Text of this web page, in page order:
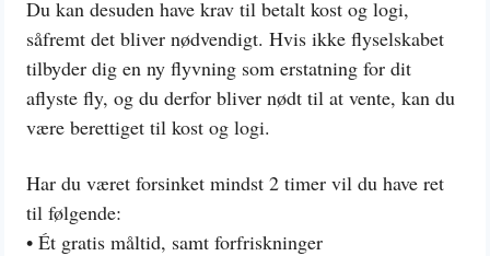
Du kan desuden have krav til betalt kost og logi,
såfremt det bliver nødvendigt. Hvis ikke flyselskabet
tilbyder dig en ny flyvning som erstatning for dit
aflyste fly, og du derfor bliver nødt til at vente, kan du
være berettiget til kost og logi.
Har du været forsinket mindst 2 timer vil du have ret
til følgende:
• Ét gratis måltid, samt forfriskninger